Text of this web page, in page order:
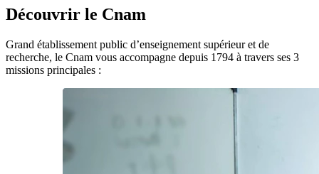
Découvrir le Cnam
Grand établissement public d’enseignement supérieur et de
recherche, le Cnam vous accompagne depuis 1794 à travers ses 3
missions principales :